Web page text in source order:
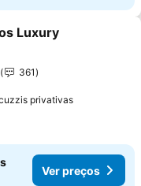
aos favoritos
Luxury
361
privativas
Ver preços